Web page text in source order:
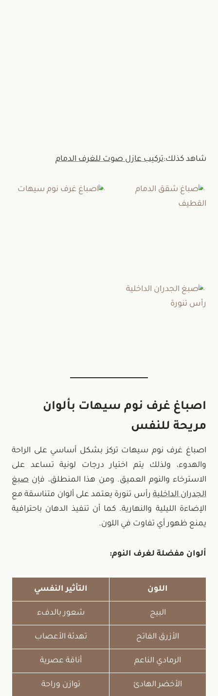
شاهد كذلك:تركيب عازل صوت للغرف الدمام
اصباغ غرف نوم سيهات بألوان
مريحة للنفس
اصباغ غرف نوم سيهات تركز بشكل أساسي على الراحة
والهدوء، ولذلك يتم اختيار درجات لونية تساعد على
الاسترخاء والنوم العميق. ومن هذا المنطلق، فإن صبغ
الجدران الداخليةرأس تنورة يعتمد على ألوان متناسقة مع
الإضاءة الليلية والنهارية. كما أن تنفيذ الدهان باحترافية
يمنع ظهور أي تفاوت في اللون.
ألوان مفضلة لغرف النوم:
اللون التأثير النفسي
البيج شعور بالدفء
الأزرق الفاتح تهدئة الأعصاب
الرمادي الناعم أناقة عصرية
الأخضر الهادئ توازن وراحة